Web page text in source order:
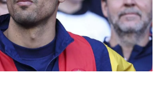
gratis desata las colas en